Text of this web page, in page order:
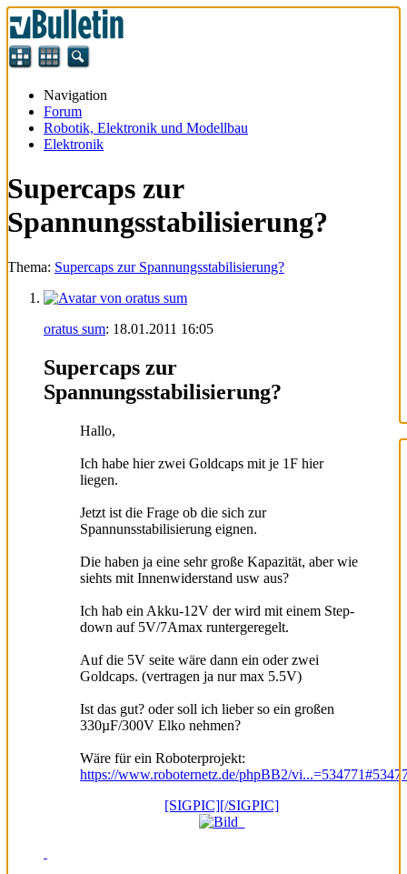
Navigation
Forum
Robotik, Elektronik und Modellbau
Elektronik
Supercaps zur
Spannungsstabilisierung?
Thema: Supercaps zur Spannungsstabilisierung?
oratus sum: 18.01.2011 16:05
Supercaps zur
Spannungsstabilisierung?
Hallo,
Ich habe hier zwei Goldcaps mit je 1F hier
liegen.
Jetzt ist die Frage ob die sich zur
Spannunsstabilisierung eignen.
Die haben ja eine sehr große Kapazität, aber wie
siehts mit Innenwiderstand usw aus?
Ich hab ein Akku-12V der wird mit einem Step-
down auf 5V/7Amax runtergeregelt.
Auf die 5V seite wäre dann ein oder zwei
Goldcaps. (vertragen ja nur max 5.5V)
Ist das gut? oder soll ich lieber so ein großen
330µF/300V Elko nehmen?
Wäre für ein Roboterprojekt:
https://www.roboternetz.de/phpBB2/
[SIGPIC][/SIGPIC]